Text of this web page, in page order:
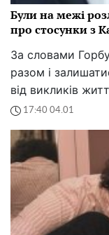
Були на межі
про стосунки з
За словами
разом і
від викликів
17:40 04.01